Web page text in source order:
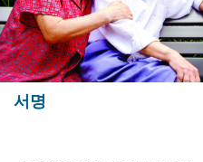
서명